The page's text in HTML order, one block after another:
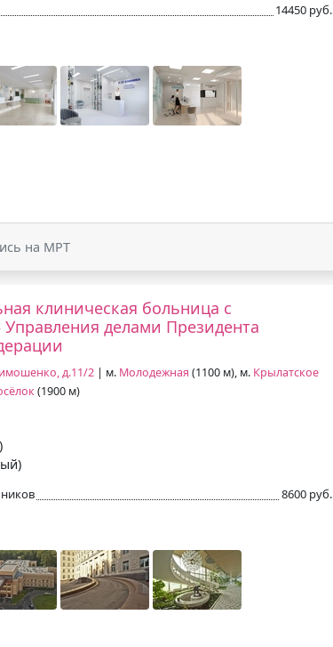
14450 руб.
на МРТ
клиническая больница с
делами Президента
д.11/2 | м. Молодежная (1100 м), м. Крылатское
(1900 м)
8600 руб.